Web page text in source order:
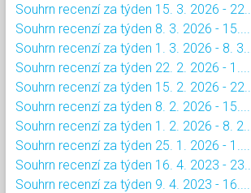
Souhrn recenzí za týden 15. 3. 2026 - 22....
Souhrn recenzí za týden 8. 3. 2026 - 15....
Souhrn recenzí za týden 1. 3. 2026 - 8. 3....
Souhrn recenzí za týden 22. 2. 2026 - 1....
Souhrn recenzí za týden 15. 2. 2026 - 22....
Souhrn recenzí za týden 8. 2. 2026 - 15....
Souhrn recenzí za týden 1. 2. 2026 - 8. 2....
Souhrn recenzí za týden 25. 1. 2026 - 1....
Souhrn recenzí za týden 16. 4. 2023 - 23....
Souhrn recenzí za týden 9. 4. 2023 - 16....